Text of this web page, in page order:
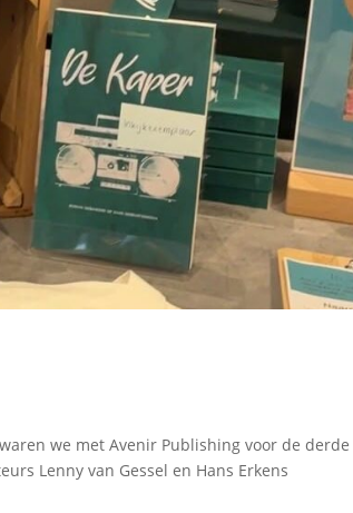
we met Avenir Publishing voor de derde
Lenny van Gessel en Hans Erkens